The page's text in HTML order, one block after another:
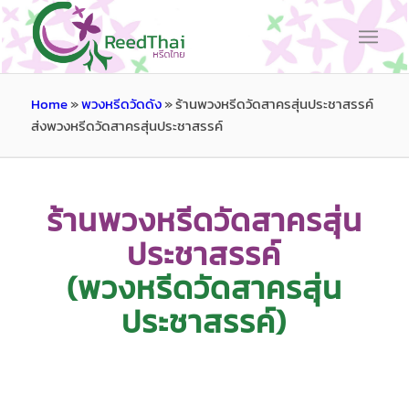
Home»พวงหรีดวัดดัง»ร้านพวงหรีดวัดสาครสุ่นประชาสรรค์
ส่งพวงหรีดวัดสาครสุ่นประชาสรรค์
ร้านพวงหรีดวัดสาครสุ่น
ประชาสรรค์
(พวงหรีดวัดสาครสุ่น
ประชาสรรค์)